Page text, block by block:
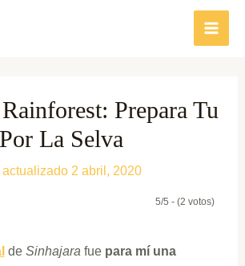
Prepara Tu
La Selva
actualizado 2 abril, 2020
5/5 - (2 votos)
de Sinhajara fuepara mí una